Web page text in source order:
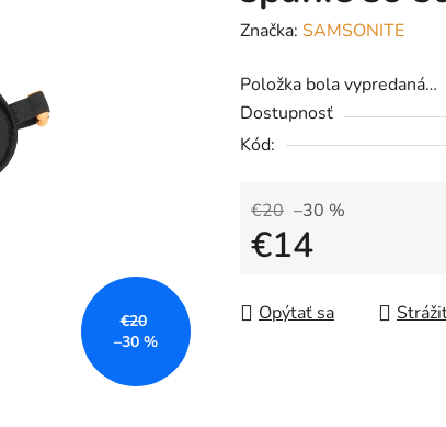
Značka: SAMSONITE
Položka bola vypredaná…
Dostupnosť
Kód:
€20 –30 %
€14
Opýtať sa
€20
–30 %